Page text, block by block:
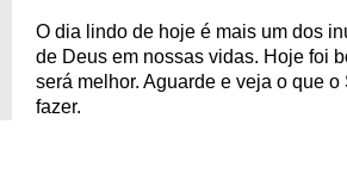
O dia lindo de hoje é mais um dos
de Deus em nossas vidas. Hoje foi
será melhor. Aguarde e veja o que o
fazer.